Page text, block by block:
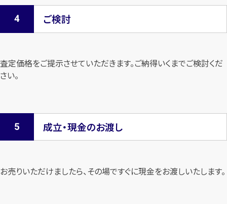
ご検討
査定価格をご提示させていただきます。ご納得いくまでご検討くだ
さい。
成立・現金のお渡し
お売りいただけましたら、その場ですぐに現金をお渡しいたします。